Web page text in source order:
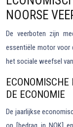
NOORSE
De veerboten zijn
essentiële motor voor
het sociale weefsel
DE ECONOMIE
De jaarlijkse